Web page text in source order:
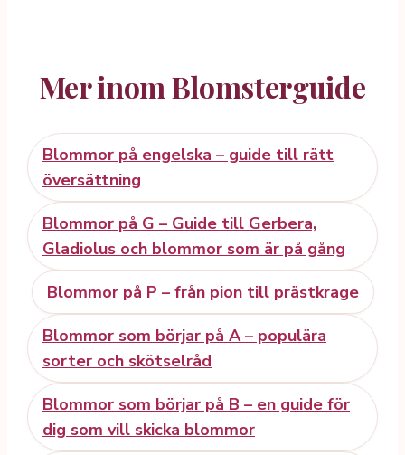
Mer inom Blomsterguide
Blommor på engelska – guide till rätt
översättning
Blommor på G – Guide till Gerbera,
Gladiolus och blommor som är på gång
Blommor på P – från pion till prästkrage
Blommor som börjar på A – populära
sorter och skötselråd
Blommor som börjar på B – en guide för
dig som vill skicka blommor